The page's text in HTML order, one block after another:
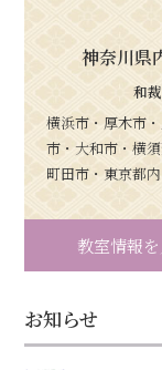
神奈川県
和
横浜市・厚木市
市・大和市・横
町田市・東京都内
教室情報
お知らせ